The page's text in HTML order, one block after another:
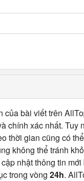
bài viết trên
chính xác nhất.
thời gian cũng có
không thể tránh
nhật thông tin
trong vòng 24h.